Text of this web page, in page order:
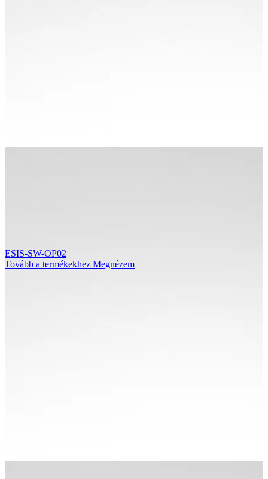
ESIS-SW-OP02
Tovább a termékekhez Megnézem